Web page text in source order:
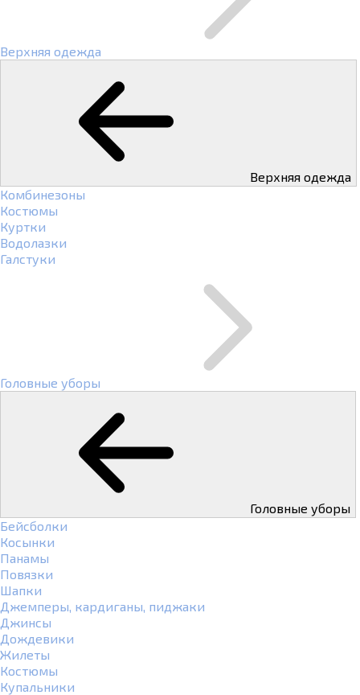
Верхняя одежда
Верхняя одежда
Комбинезоны
Костюмы
Куртки
Водолазки
Галстуки
Головные уборы
Головные уборы
Бейсболки
Косынки
Панамы
Повязки
Шапки
Джемперы, кардиганы, пиджаки
Джинсы
Дождевики
Жилеты
Костюмы
Купальники